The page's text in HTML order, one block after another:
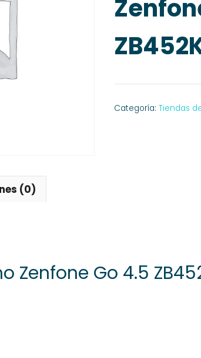
Categoría:Tiendas
(0)
Zenfone Go 4.5